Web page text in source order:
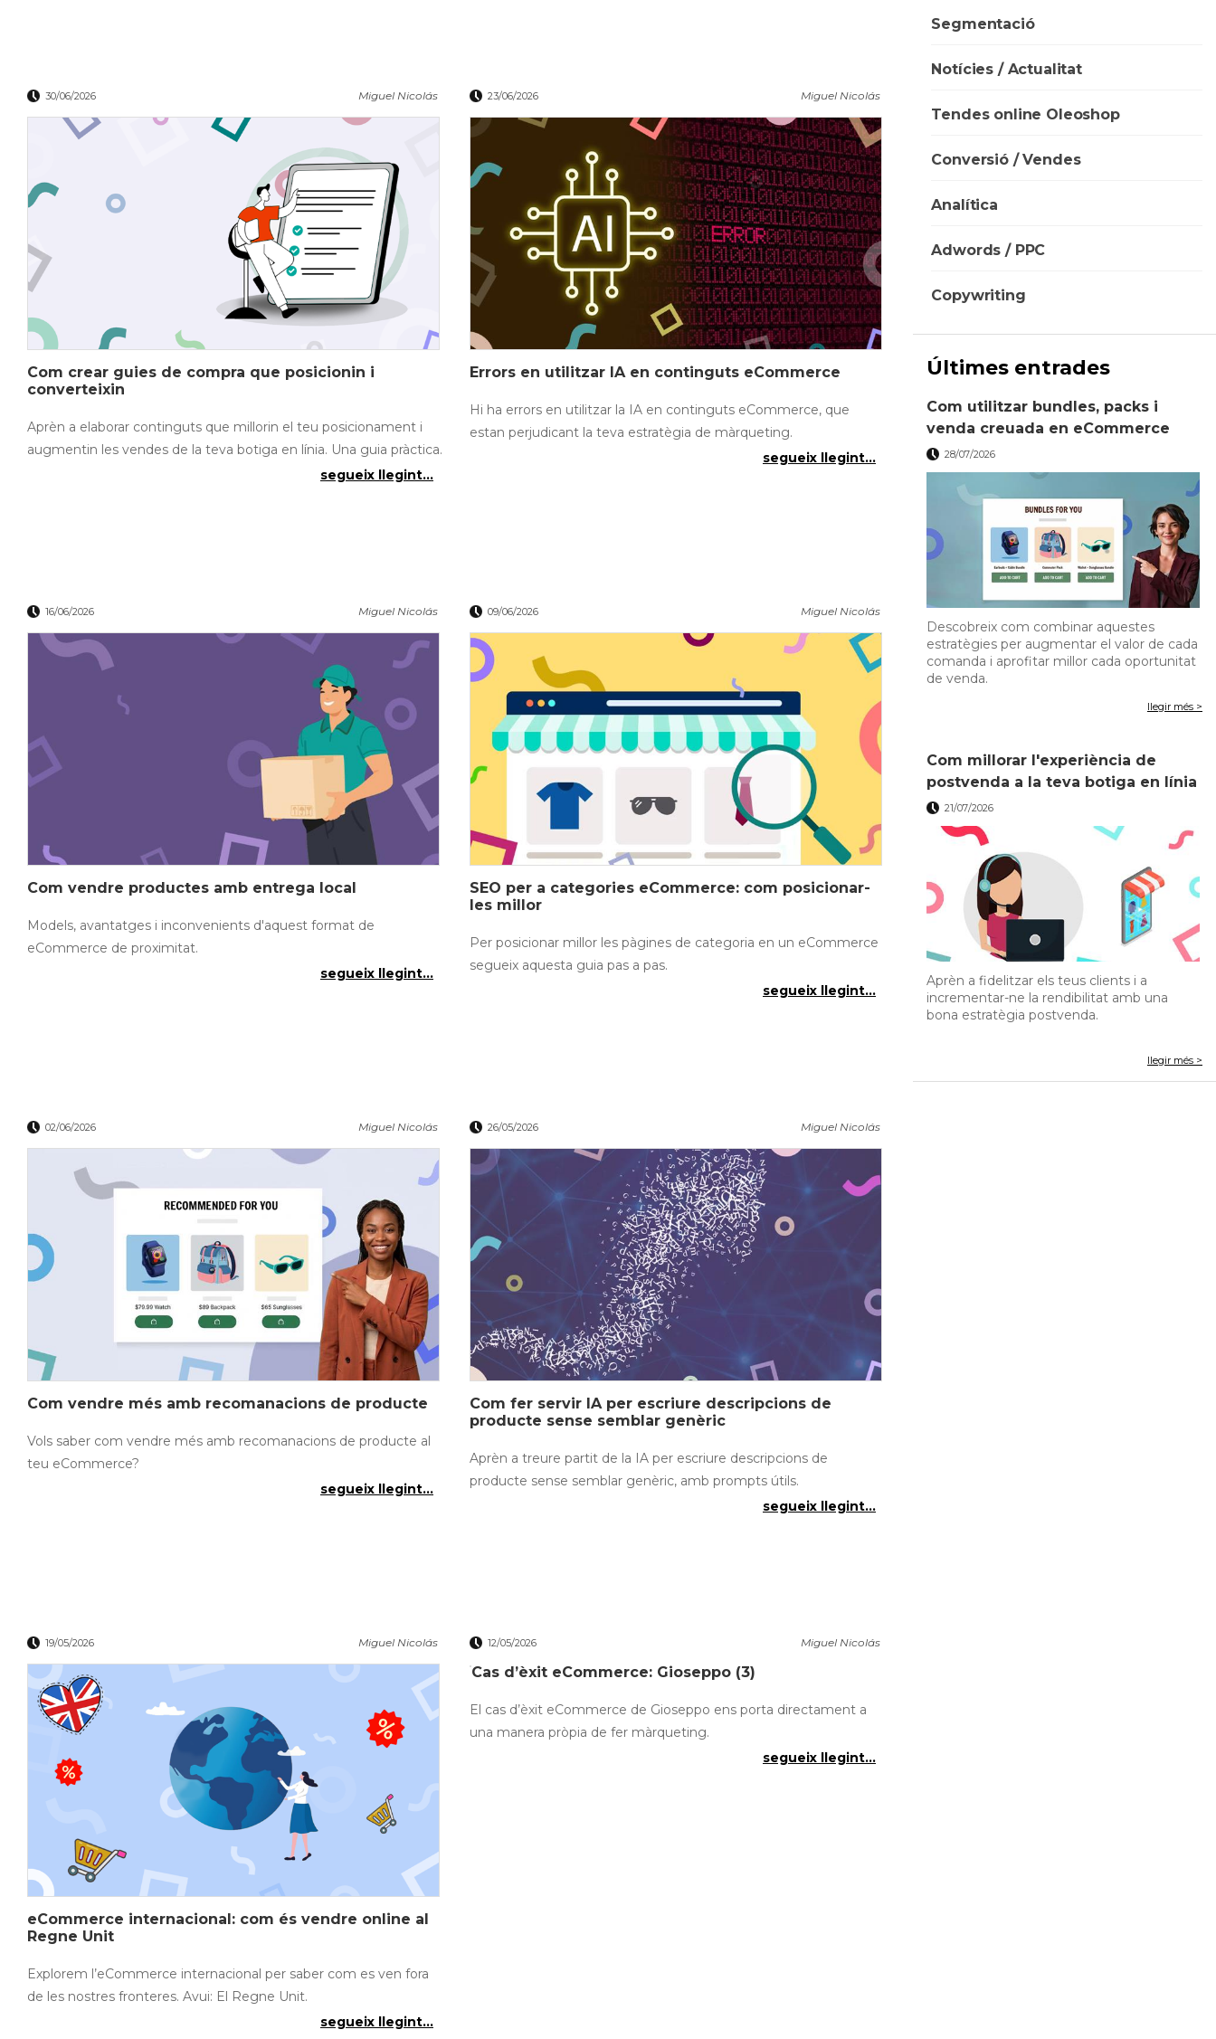
30/06/2026 Miguel Nicolás
Com crear guies de compra que posicionin i
converteixin
Aprèn a elaborar continguts que millorin el teu posicionament i
augmentin les vendes de la teva botiga en línia. Una guia pràctica.
segueix llegint...
23/06/2026 Miguel Nicolás
Errors en utilitzar IA en continguts eCommerce
Hi ha errors en utilitzar la IA en continguts eCommerce, que
estan perjudicant la teva estratègia de màrqueting.
segueix llegint...
16/06/2026 Miguel Nicolás
Com vendre productes amb entrega local
Models, avantatges i inconvenients d'aquest format de
eCommerce de proximitat.
segueix llegint...
09/06/2026 Miguel Nicolás
SEO per a categories eCommerce: com posicionar-
les millor
Per posicionar millor les pàgines de categoria en un eCommerce
segueix aquesta guia pas a pas.
segueix llegint...
02/06/2026 Miguel Nicolás
Com vendre més amb recomanacions de producte
Vols saber com vendre més amb recomanacions de producte al
teu eCommerce?
segueix llegint...
26/05/2026 Miguel Nicolás
Com fer servir IA per escriure descripcions de
producte sense semblar genèric
Aprèn a treure partit de la IA per escriure descripcions de
producte sense semblar genèric, amb prompts útils.
segueix llegint...
19/05/2026 Miguel Nicolás
eCommerce internacional: com és vendre online al
Regne Unit
Explorem l’eCommerce internacional per saber com es ven fora
de les nostres fronteres. Avui: El Regne Unit.
segueix llegint...
12/05/2026 Miguel Nicolás
Cas d’èxit eCommerce: Gioseppo (3)
El cas d’èxit eCommerce de Gioseppo ens porta directament a
una manera pròpia de fer màrqueting.
segueix llegint...
Segmentació
Notícies / Actualitat
Tendes online Oleoshop
Conversió / Vendes
Analítica
Adwords / PPC
Copywriting
Últimes entrades
Com utilitzar bundles, packs i
venda creuada en eCommerce
28/07/2026
Descobreix com combinar aquestes
estratègies per augmentar el valor de cada
comanda i aprofitar millor cada oportunitat
de venda.
llegir més >
Com millorar l'experiència de
postvenda a la teva botiga en línia
21/07/2026
Aprèn a fidelitzar els teus clients i a
incrementar-ne la rendibilitat amb una
bona estratègia postvenda.
llegir més >